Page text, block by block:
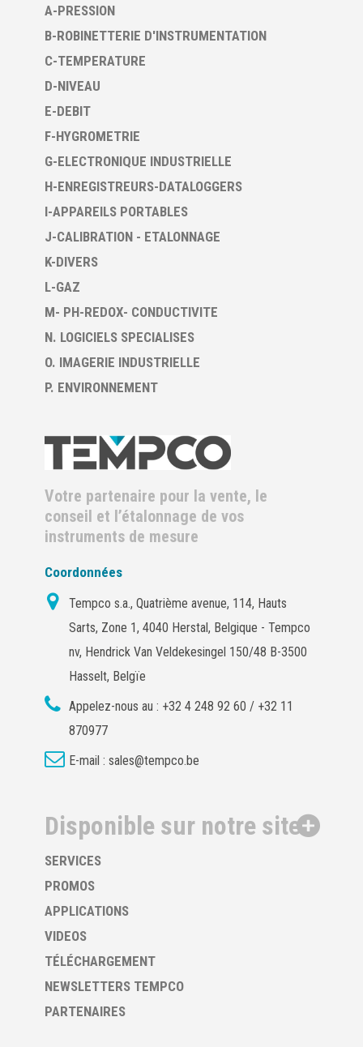
A-PRESSION
B-ROBINETTERIE D'INSTRUMENTATION
C-TEMPERATURE
D-NIVEAU
E-DEBIT
F-HYGROMETRIE
G-ELECTRONIQUE INDUSTRIELLE
H-ENREGISTREURS-DATALOGGERS
I-APPAREILS PORTABLES
J-CALIBRATION - ETALONNAGE
K-DIVERS
L-GAZ
M- PH-REDOX- CONDUCTIVITE
N. LOGICIELS SPECIALISES
O. IMAGERIE INDUSTRIELLE
P. ENVIRONNEMENT
Votre partenaire pour la vente, le
conseil et l’étalonnage de vos
instruments de mesure
Coordonnées
Tempco s.a., Quatrième avenue, 114, Hauts
Sarts, Zone 1, 4040 Herstal, Belgique - Tempco
nv, Hendrick Van Veldekesingel 150/48 B-3500
Hasselt, Belgïe
Appelez-nous au : +32 4 248 92 60 / +32 11
870977
E-mail : sales@tempco.be
Disponible sur notre site
SERVICES
PROMOS
APPLICATIONS
VIDEOS
TÉLÉCHARGEMENT
NEWSLETTERS TEMPCO
PARTENAIRES